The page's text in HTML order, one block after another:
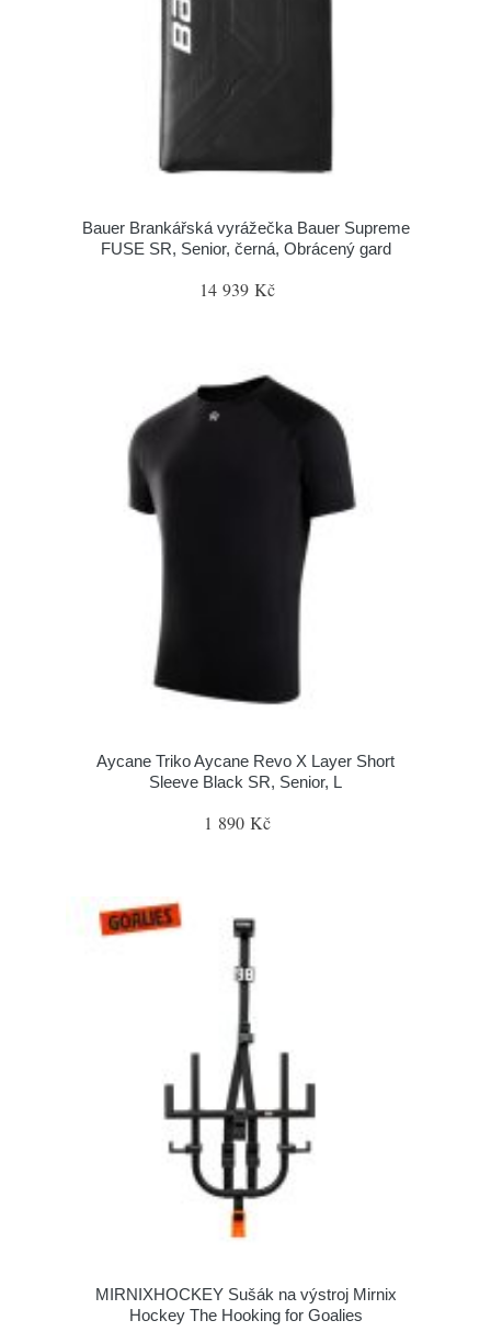
Bauer Brankářská vyrážečka Bauer Supreme
FUSE SR, Senior, černá, Obrácený gard
14 939 Kč
Aycane Triko Aycane Revo X Layer Short
Sleeve Black SR, Senior, L
1 890 Kč
MIRNIXHOCKEY Sušák na výstroj Mirnix
Hockey The Hooking for Goalies